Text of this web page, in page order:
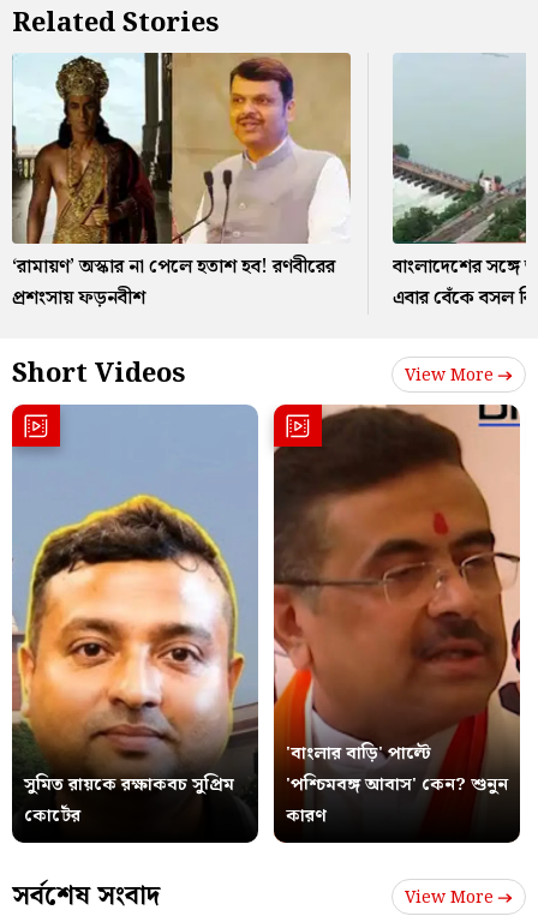
Related Stories
‘রামায়ণ’ অস্কার না পেলে হতাশ হব! রণবীরের
প্রশংসায় ফড়নবীশ
বাংলাদেশের
এবার বেঁকে বসল
Short Videos View More
সুমিত রায়কে রক্ষাকবচ সুপ্রিম
কোর্টের
'বাংলার বাড়ি' পাল্টে
'পশ্চিমবঙ্গ আবাস' কেন? শুনুন
কারণ
সর্বশেষ সংবাদ View More